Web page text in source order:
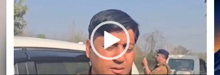
Player